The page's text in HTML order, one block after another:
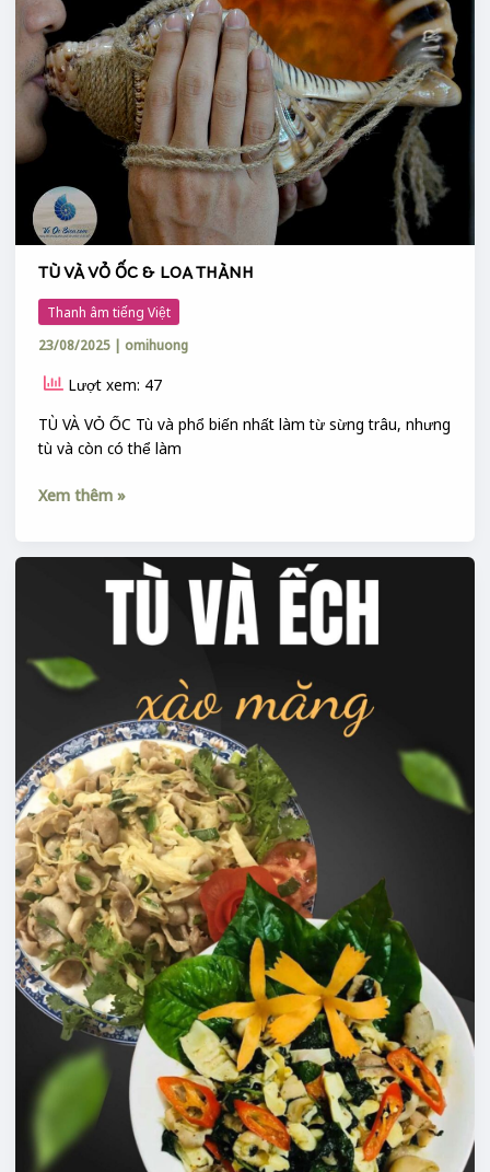
TÙ VÀ VỎ ỐC & LOA THÀNH
Thanh âm tiếng Việt
23/08/2025 | omihuong
Lượt xem: 47
TÙ VÀ VỎ ỐC Tù và phổ biến nhất làm từ sừng trâu, nhưng
tù và còn có thể làm
&
LOA
THÀNH
Xem thêm »
TỬ
ẾCH